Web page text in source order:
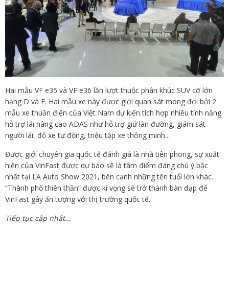
Hai mẫu VF e35 và VF e36 lần lượt thuộc phân khúc SUV cỡ lớn
hạng D và E. Hai mẫu xe này được giới quan sát mong đợi bởi 2
mẫu xe thuần điện của Việt Nam dự kiến tích hợp nhiều tính năng
hỗ trợ lái nâng cao ADAS như hỗ trợ giữ làn đường, giám sát
người lái, đỗ xe tự động, triệu tập xe thông minh...
Được giới chuyên gia quốc tế đánh giá là nhà tiên phong, sự xuất
hiện của VinFast được dự báo sẽ là tâm điểm đáng chú ý bậc
nhất tại LA Auto Show 2021, bên cạnh những tên tuổi lớn khác.
“Thành phố thiên thần” được kì vọng sẽ trở thành bàn đạp để
VinFast gây ấn tượng với thị trường quốc tế.
Tiếp tục cập nhật...